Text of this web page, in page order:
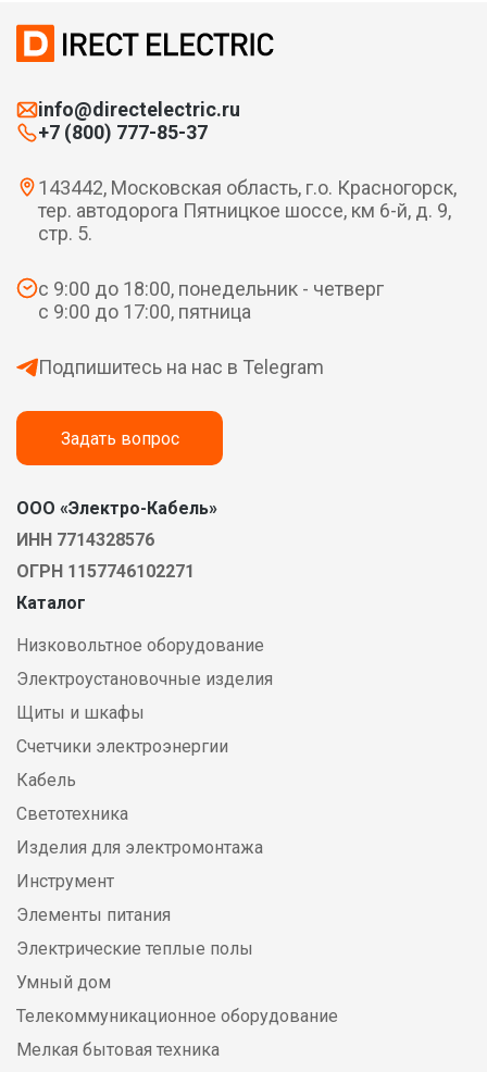
info@directelectric.ru
+7 (800) 777-85-37
143442, Московская область, г.о. Красногорск,
тер. автодорога Пятницкое шоссе, км 6-й, д. 9,
стр. 5.
с 9:00 до 18:00, понедельник - четверг
с 9:00 до 17:00, пятница
Подпишитесь на нас в Telegram
Задать вопрос
ООО «Электро-Кабель»
ИНН 7714328576
ОГРН 1157746102271
Каталог
Низковольтное оборудование
Электроустановочные изделия
Щиты и шкафы
Счетчики электроэнергии
Кабель
Светотехника
Изделия для электромонтажа
Инструмент
Элементы питания
Электрические теплые полы
Умный дом
Телекоммуникационное оборудование
Мелкая бытовая техника